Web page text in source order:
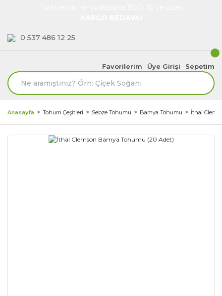
0 537 486 12 25
Favorilerim Üye Girişi Sepetim
Anasayfa Tohum Çeşitleri Sebze Tohumu Bamya Tohumu İthal